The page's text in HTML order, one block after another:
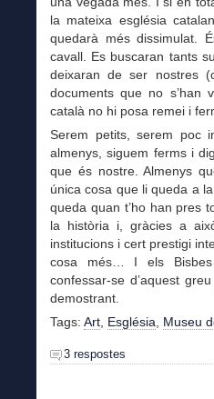
la mateixa església
quedarà més dissimulat.
cavall. Es buscaran tants
deixaran de ser nostres
documents que no s’han
català no hi posa remei i
Serem petits, serem poc
almenys, siguem ferms i
que és nostre. Almenys
única cosa que li queda a
queda quan t’ho han pres
la història i, gràcies a
institucions i cert prestigi
cosa més… I els Bisbes
confessar-se d’aquest
demostrant.
Tags: Art Església Museu
3 respostes